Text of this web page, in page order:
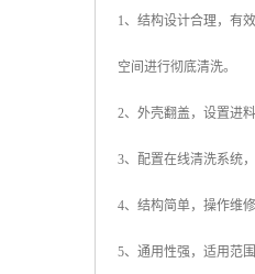
1、结构设计合理，有
空间进行彻底清洗。
2、外壳翻盖，设置进
3、配置在线清洗系统
4、结构简单，操作维修
5、通用性强，适用范